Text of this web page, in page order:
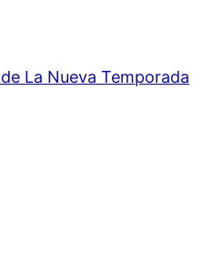
La Nueva Temporada